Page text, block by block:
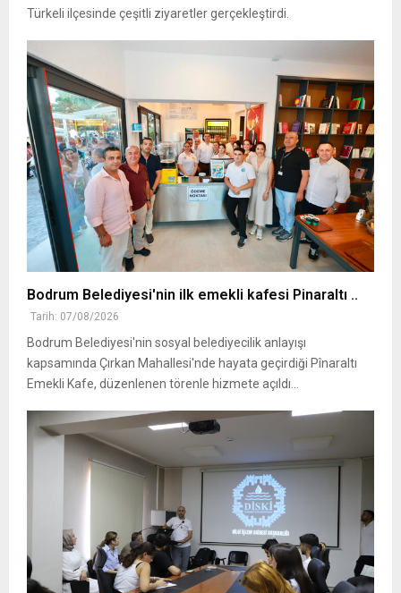
Türkeli ilçesinde çeşitli ziyaretler gerçekleştirdi.
Bodrum Belediyesi'nin ilk emekli kafesi Pinaraltı ..
Tarih: 07/08/2026
Bodrum Belediyesi'nin sosyal belediyecilik anlayışı
kapsamında Çırkan Mahallesi'nde hayata geçirdiği Pînaraltı
Emekli Kafe, düzenlenen törenle hizmete açıldı...